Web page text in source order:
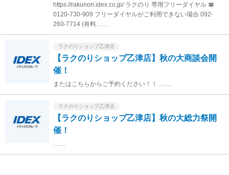
https://rakunori.idex.co.jp/ ラクのり 専用フリーダイヤル ☎
0120-730-909 フリーダイヤルがご利用できない場合 092-
260-7714 (有料……
ラクのりショップ乙津店
【ラクのりショップ乙津店】秋の大商談会開
催！
またはこちらからご予約ください！！ ……
ラクのりショップ乙津店
【ラクのりショップ乙津店】秋の大総力祭開
催！